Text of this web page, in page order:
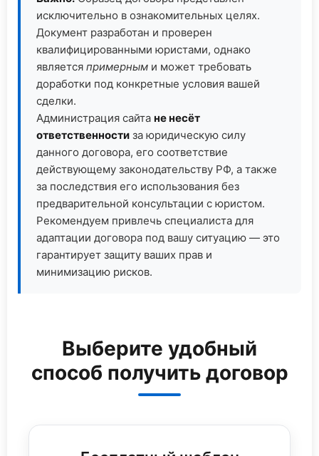
исключительно в ознакомительных целях.
Документ разработан и проверен
квалифицированными юристами, однако
является примерным и может требовать
доработки под конкретные условия вашей
сделки.
Администрация сайта не несёт
ответственности за юридическую силу
данного договора, его соответствие
действующему законодательству РФ, а также
за последствия его использования без
предварительной консультации с юристом.
Рекомендуем привлечь специалиста для
адаптации договора под вашу ситуацию — это
гарантирует защиту ваших прав и
минимизацию рисков.
Выберите удобный
способ получить договор